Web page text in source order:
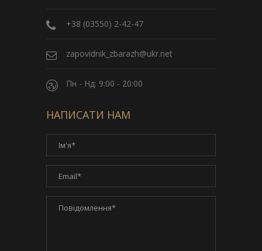
+38 (03550) 2-42-47
zapovidnik_zbarazh@ukr.net
Пн - Нд: 9:00 - 20:00
НАПИСАТИ НАМ